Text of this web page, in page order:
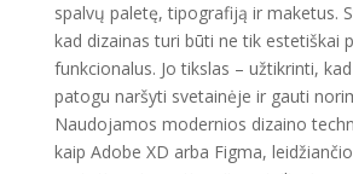
spalvų paletę, tipografiją ir maketus.
kad dizainas turi būti ne tik estetiškai
funkcionalus. Jo tikslas – užtikrinti,
patogu naršyti svetainėje ir gauti
Naudojamos modernios dizaino
kaip Adobe XD arba Figma,